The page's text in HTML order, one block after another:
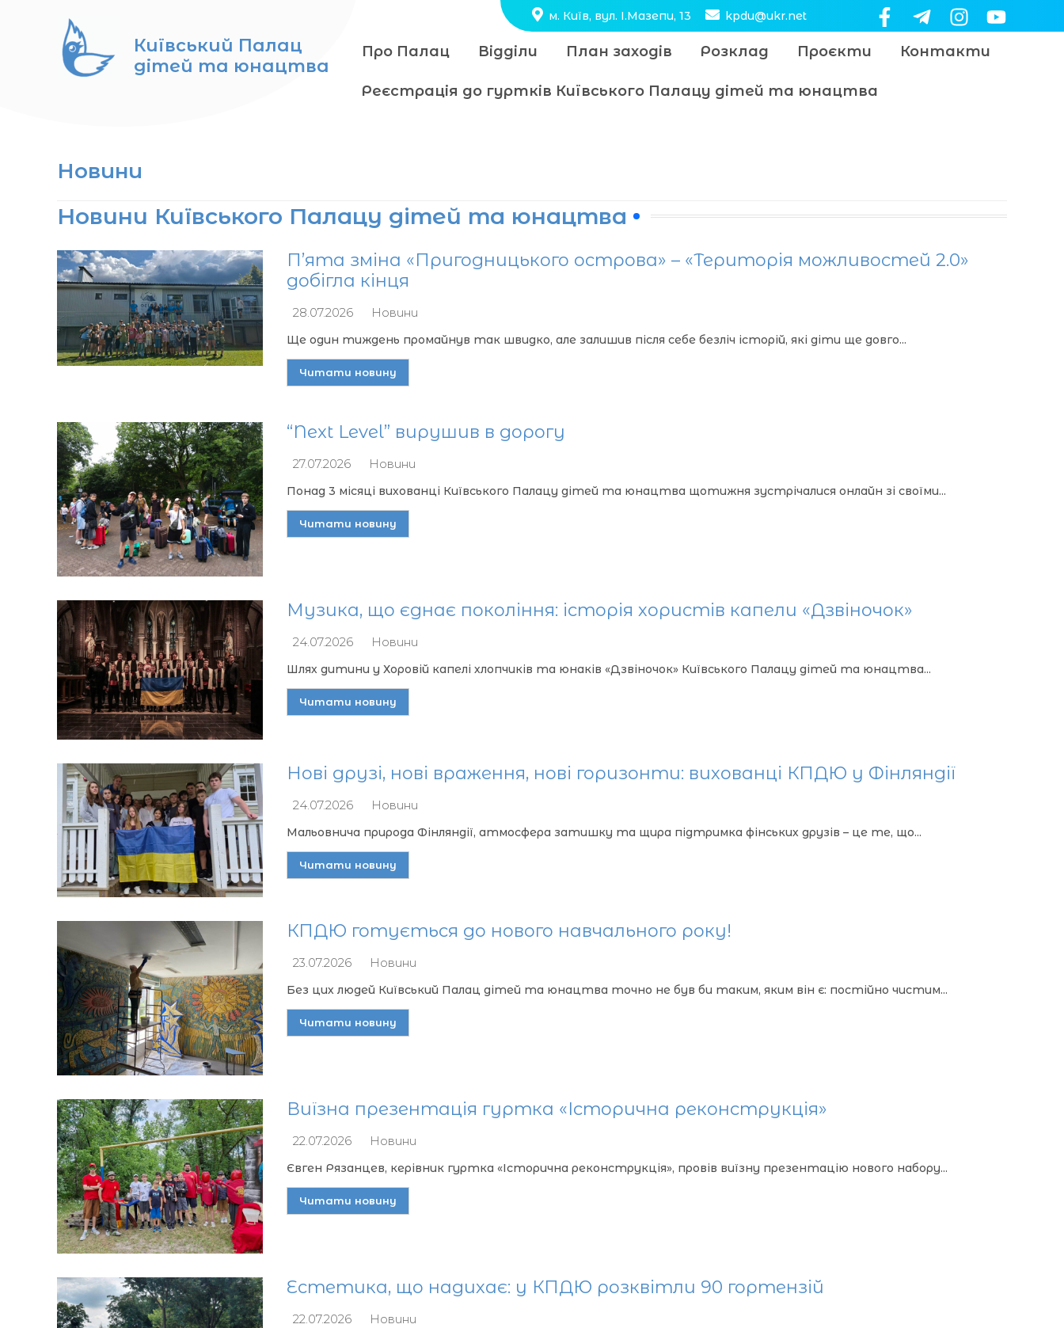
м. Київ, вул. І.Мазепи, 13 kpdu@ukr.net
Київський Палац
дітей та юнацтва
Про Палац Відділи План заходів Розклад Проєкти Контакти
Реєстрація до гуртків Київського Палацу дітей та юнацтва
Новини
Новини Київського Палацу дітей та юнацтва
П’ята зміна «Пригодницького острова» – «Територія можливостей 2.0»
добігла кінця
28.07.2026 Новини
Ще один тиждень промайнув так швидко, але залишив після себе безліч історій, які діти ще довго...
Читати новину
“Next Level” вирушив в дорогу
27.07.2026 Новини
​Понад 3 місяці вихованці Київського Палацу дітей та юнацтва щотижня зустрічалися онлайн зі своїми...
Читати новину
Музика, що єднає покоління: історія хористів капели «Дзвіночок»
24.07.2026 Новини
Шлях дитини у Хоровій капелі хлопчиків та юнаків «Дзвіночок» Київського Палацу дітей та юнацтва...
Читати новину
Нові друзі, нові враження, нові горизонти: вихованці КПДЮ у Фінляндії
24.07.2026 Новини
Мальовнича природа Фінляндії, атмосфера затишку та щира підтримка фінських друзів – це те, що...
Читати новину
КПДЮ готується до нового навчального року!
23.07.2026 Новини
Без цих людей Київський Палац дітей та юнацтва точно не був би таким, яким він є: постійно чистим...
Читати новину
Виїзна презентація гуртка «Історична реконструкція»
22.07.2026 Новини
Євген Рязанцев, керівник гуртка «Історична реконструкція», провів виїзну презентацію нового набору...
Читати новину
Естетика, що надихає: у КПДЮ розквітли 90 гортензій
22.07.2026 Новини